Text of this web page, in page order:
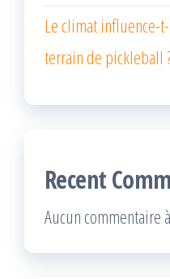
Le climat influence-
terrain de pickleball
Recent
Aucun commentaire